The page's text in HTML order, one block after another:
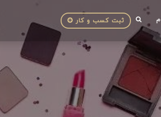
ثبت کسب و کار